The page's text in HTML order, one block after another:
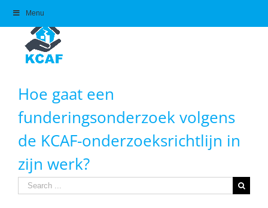
content
Hoe gaat een
funderingsonderzoek volgens
de KCAF-onderzoeksrichtlijn in
zijn werk?
Search
for:
Menu